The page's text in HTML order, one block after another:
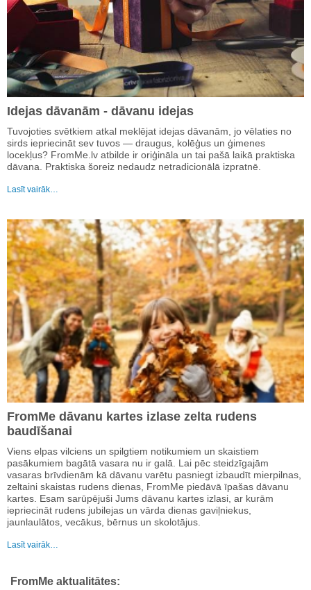
Idejas dāvanām - dāvanu idejas
Tuvojoties svētkiem atkal meklējat idejas dāvanām, jo vēlaties no
sirds iepriecināt sev tuvos — draugus, kolēģus un ģimenes
locekļus? FromMe.lv atbilde ir oriģināla un tai pašā laikā praktiska
dāvana. Praktiska šoreiz nedaudz netradicionālā izpratnē.
Lasīt vairāk…
FromMe dāvanu kartes izlase zelta rudens
baudīšanai
Viens elpas vilciens un spilgtiem notikumiem un skaistiem
pasākumiem bagātā vasara nu ir galā. Lai pēc steidzīgajām
vasaras brīvdienām kā dāvanu varētu pasniegt izbaudīt mierpilnas,
zeltaini skaistas rudens dienas, FromMe piedāvā īpašas dāvanu
kartes. Esam sarūpējuši Jums dāvanu kartes izlasi, ar kurām
iepriecināt rudens jubilejas un vārda dienas gaviļniekus,
jaunlaulātos, vecākus, bērnus un skolotājus.
Lasīt vairāk…
FromMe aktualitātes: